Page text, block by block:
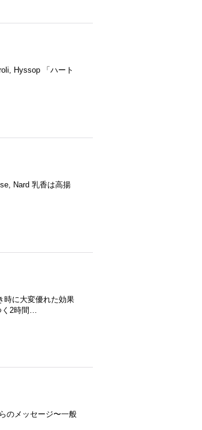
Hyssop 「ハート
Nard 乳香は高揚
時に大変優れた効果
く2時間…
のメッセージ〜一般